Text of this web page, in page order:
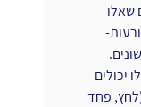
שאלו
יכולים
פחד